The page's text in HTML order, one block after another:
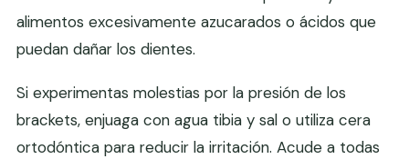
alimentos excesivamente azucarados o ácidos que
puedan dañar los dientes.
Si experimentas molestias por la presión de los
brackets, enjuaga con agua tibia y sal o utiliza cera
ortodóntica para reducir la irritación. Acude a todas